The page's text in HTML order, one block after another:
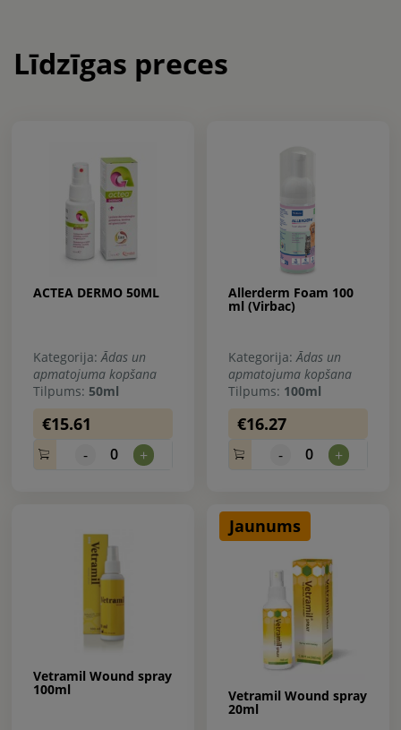
Līdzīgas preces
ACTEA DERMO 50ML
Kategorija:Ādas un
apmatojuma kopšana
Tilpums: 50ml
€15.61
- 0 +
Allerderm Foam 100
ml (Virbac)
Kategorija:Ādas un
apmatojuma kopšana
Tilpums: 100ml
€16.27
- 0 +
Vetramil Wound spray
100ml
Jaunums
Vetramil Wound spray
20ml